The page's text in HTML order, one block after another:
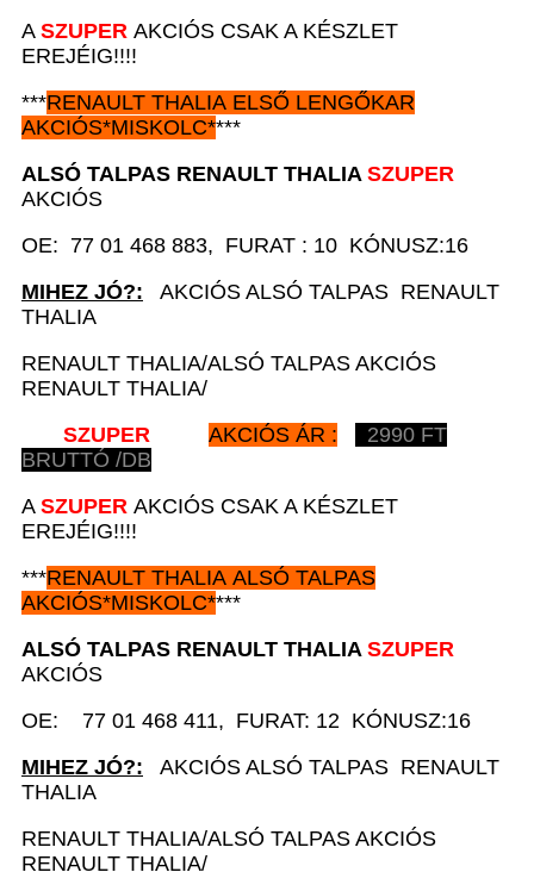
A SZUPER AKCIÓS CSAK A KÉSZLET
EREJÉIG!!!!
***RENAULT THALIA ELSŐ LENGŐKAR
AKCIÓS*MISKOLC****
ALSÓ TALPAS RENAULT THALIA SZUPER
AKCIÓS
OE: 77 01 468 883, FURAT : 10 KÓNUSZ:16
MIHEZ JÓ?: AKCIÓS ALSÓ TALPAS RENAULT
THALIA
RENAULT THALIA/ALSÓ TALPAS AKCIÓS
RENAULT THALIA/
SZUPER
AKCIÓS ÁR : 2990 FT
BRUTTÓ /DB
A SZUPER AKCIÓS CSAK A KÉSZLET
EREJÉIG!!!!
***RENAULT THALIA ALSÓ TALPAS
AKCIÓS*MISKOLC****
ALSÓ TALPAS RENAULT THALIA SZUPER
AKCIÓS
OE: 77 01 468 411, FURAT: 12 KÓNUSZ:16
MIHEZ JÓ?: AKCIÓS ALSÓ TALPAS RENAULT
THALIA
RENAULT THALIA/ALSÓ TALPAS AKCIÓS
RENAULT THALIA/